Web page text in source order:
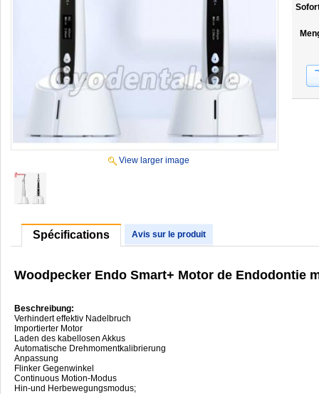
View larger image
Spécifications Avis sur le produit
Woodpecker Endo Smart+ Motor de Endodontie
Beschreibung:
Verhindert effektiv Nadelbruch
Importierter Motor
Laden des kabellosen Akkus
Automatische Drehmomentkalibrierung
Anpassung
Flinker Gegenwinkel
Continuous Motion-Modus
Hin-und Herbewegungsmodus;